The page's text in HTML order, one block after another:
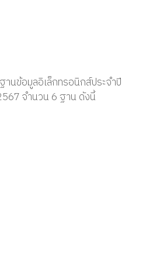
นข้อมูลอิเล็กทรอนิกส์ประจำปี
จำนวน 6 ฐาน ดังนี้